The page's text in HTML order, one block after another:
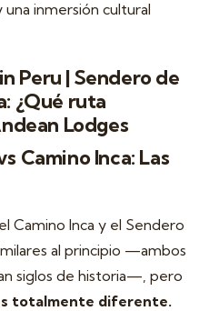
inmersión cultural
Camino Inca: Las
Camino Inca y el Sendero
al principio —ambos
siglos de historia—, pero
totalmente diferente.